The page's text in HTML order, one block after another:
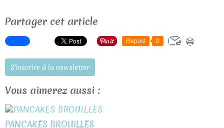
Partager cet article
Repost 0
S'inscrire à la newsletter
Vous aimerez aussi :
PANCAKES BROUILLES